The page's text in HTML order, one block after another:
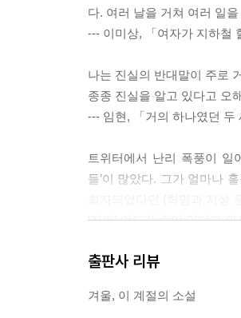
다. 여러 날을 거쳐 여러 일
--- 이미상, 「여자가 지하철
나는 진실의 반대말이 주로
종종 진실을 알고 있다고 오
--- 임현, 「거의 하나였던 두
트위터에서 난리 폭풍이 일
들’이 많았다. 그가 얼마나
‘진짜’ 의도가 숨어 있다고
가 대항했던 권위는 그 자신
--- 전하영, 「그녀는 조명등 아래
출판사 리뷰
겨울, 이 계절의 소설